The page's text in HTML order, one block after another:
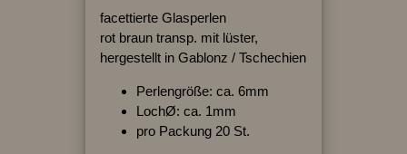
facettierte Glasperlen
rot braun transp. mit lüster,
hergestellt in Gablonz / Tschechien
Perlengröße: ca. 6mm
LochØ: ca. 1mm
pro Packung 20 St.